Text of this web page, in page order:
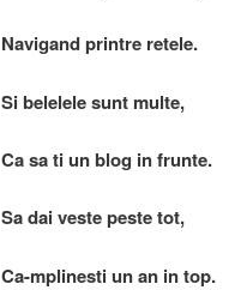
Navigand printre retele.
Si belelele sunt multe,
Ca sa ti un blog in frunte.
Sa dai veste peste tot,
Ca-mplinesti un an in top.